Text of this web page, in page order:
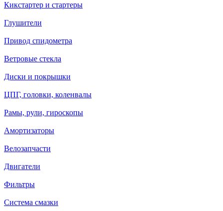
Кикстартер и стартеры
Глушители
Привод спидометра
Ветровые стекла
Диски и покрышки
ЦПГ, головки, коленвалы
Рамы, рули, гироскопы
Амортизаторы
Велозапчасти
Двигатели
Фильтры
Система смазки